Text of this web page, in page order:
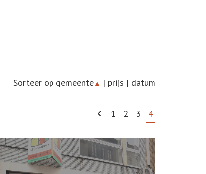
Sorteer op gemeente▲ | prijs | datum
1 2 3 4